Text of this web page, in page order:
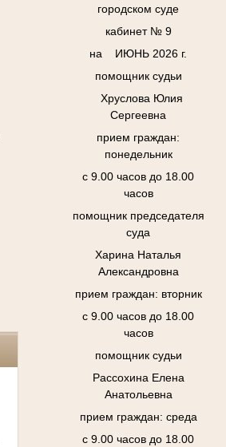
городском суде
кабинет № 9
на ИЮНЬ 2026 г.
помощник судьи
Хруслова Юлия
Сергеевна
прием граждан:
понедельник
с 9.00 часов до 18.00
часов
помощник председателя
суда
Харина Наталья
Александровна
прием граждан: вторник
с 9.00 часов до 18.00
часов
помощник судьи
Рассохина Елена
Анатольевна
прием граждан: среда
с 9.00 часов до 18.00